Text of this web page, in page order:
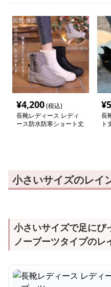
¥4,200(税込)
長靴レディース レディ
ース防水防寒ショート丈
¥
長
ト
小さいサイズのレイ
小さいサイズで足にぴ
ノーブーツタイプのレ